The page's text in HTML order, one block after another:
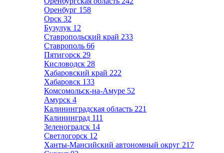
Оренбург 158
Орск 32
Бузулук 12
Ставропольский край 233
Ставрополь 66
Пятигорск 29
Кисловодск 28
Хабаровский край 222
Хабаровск 133
Комсомольск-на-Амуре 52
Амурск 4
Калининградская область 221
Калининград 111
Зеленоградск 14
Светлогорск 12
Ханты-Мансийский автономный округ 217